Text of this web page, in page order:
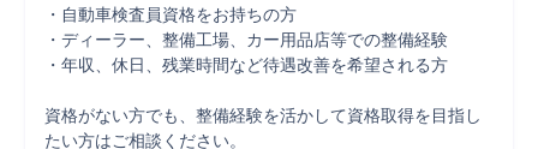
・自動車検査員資格をお持ちの方
・ディーラー、整備工場、カー用品店等での整備経験
・年収、休日、残業時間など待遇改善を希望される方
資格がない方でも、整備経験を活かして資格取得を目指し
たい方はご相談ください。